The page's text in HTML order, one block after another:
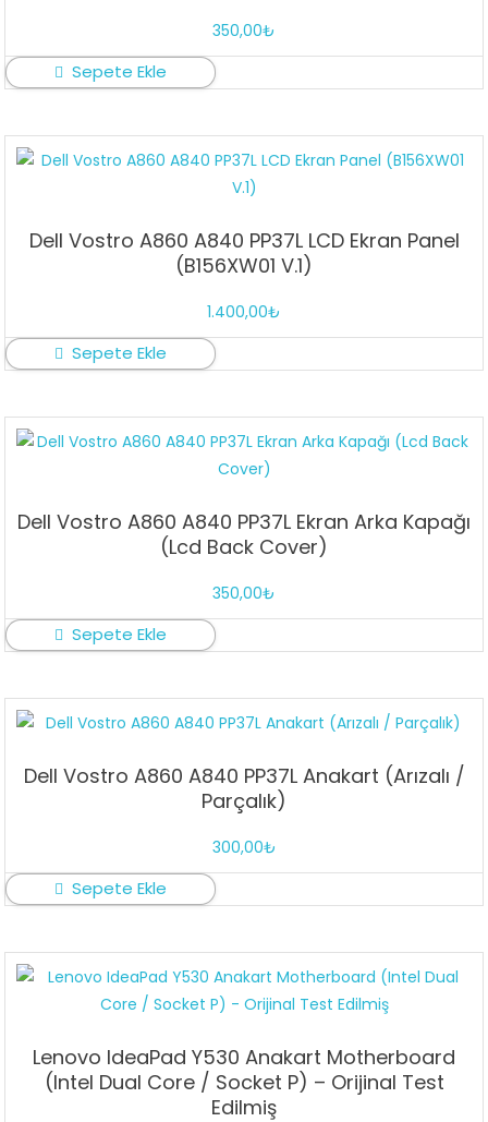
350,00₺
Sepete Ekle
Dell Vostro A860 A840 PP37L LCD Ekran Panel
(B156XW01 V.1)
1.400,00₺
Sepete Ekle
Dell Vostro A860 A840 PP37L Ekran Arka Kapağı
(Lcd Back Cover)
350,00₺
Sepete Ekle
Dell Vostro A860 A840 PP37L Anakart (Arızalı /
Parçalık)
300,00₺
Sepete Ekle
Lenovo IdeaPad Y530 Anakart Motherboard
(Intel Dual Core / Socket P) – Orijinal Test
Edilmiş